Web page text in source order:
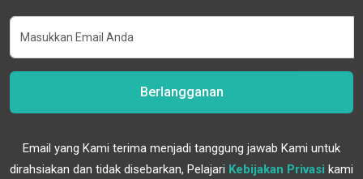
Berlangganan
Email yang Kami terima menjadi tanggung jawab Kami untuk
dirahsiakan dan tidak disebarkan, Pelajari Kebijakan Privasi kami